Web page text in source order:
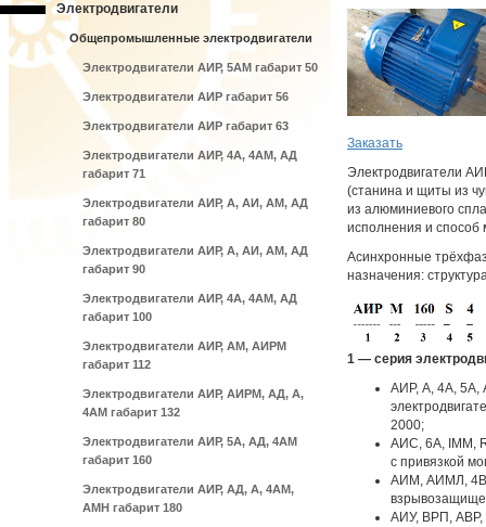
Электродвигатели
Общепромышленные электродвигатели
Электродвигатели АИР, 5АМ габарит 50
Электродвигатели АИР габарит 56
Электродвигатели АИР габарит 63
Электродвигатели АИР, 4А, 4АМ, АД
габарит 71
Электродвигатели АИР, А, АИ, АМ, АД
габарит 80
Электродвигатели АИР, А, АИ, АМ, АД
габарит 90
Электродвигатели АИР, 4А, 4АМ, АД
габарит 100
Электродвигатели АИР, АМ, АИРМ
габарит 112
Электродвигатели АИР, АИРМ, АД, А,
4АМ габарит 132
Электродвигатели АИР, 5А, АД, 4АМ
габарит 160
Электродвигатели АИР, АД, А, 4АМ,
АМН габарит 180
Заказать
Электродвигатели
(станина и щиты из
из алюминиевого
исполнения и
Асинхронные
назначения:
1 — серия
АИР, А, 4А,
2000;
АИС, 6А, IMM,
с привязкой
АИМ, АИМЛ,
АИУ, ВРП, АВР,